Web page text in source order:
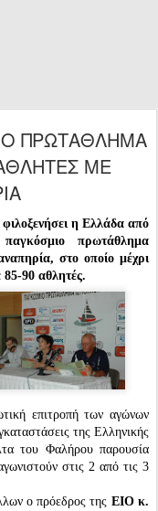
ΠΡΩΤΑΘΛΗΜΑ
ΑΘΛΗΤΕΣ ΜΕ
η Ελλάδα από
πρωτάθλημα
στο οποίο μέχρι
90 αθλητές.
επιτροπή των αγώνων
της Ελληνικής
του Φαλήρου παρουσία
στις 2 από τις 3
ο πρόεδρος της ΕΙΟ κ.